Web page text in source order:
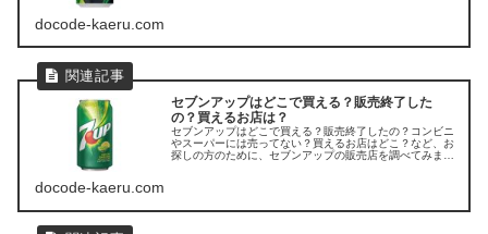
docode-kaeru.com
セブンアップはどこで買える？販売終了した
の？買えるお店は？
セブンアップはどこで買える？販売終了したの？コンビニ
やスーパーには売ってない？買えるお店はどこ？など、お
探しの方のために、セブンアップの販売店を調べてみまし
docode-kaeru.com